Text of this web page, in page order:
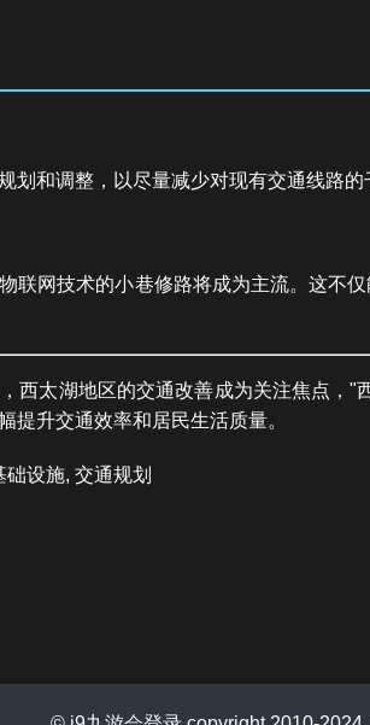
划和调整，以尽量减少对现有交通线路
联网技术的小巷修路将成为主流。这不
西太湖地区的交通改善成为关注焦点，
提升交通效率和居民生活质量。
设施, 交通规划